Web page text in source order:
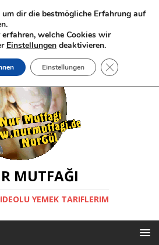
MUTFAĞI
YEMEK TARIFLERIM
dir die bestmögliche Erfahrung auf
welche Cookies wir
Einstellungen deaktivieren.
Einstellungen GDPR